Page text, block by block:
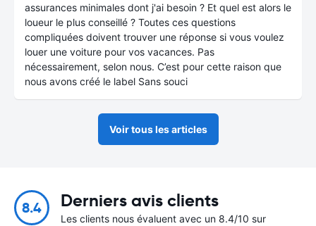
assurances minimales dont j'ai besoin ? Et quel est alors le
loueur le plus conseillé ? Toutes ces questions
compliquées doivent trouver une réponse si vous voulez
louer une voiture pour vos vacances. Pas
nécessairement, selon nous. C’est pour cette raison que
nous avons créé le label Sans souci
Voir tous les articles
8.4 Derniers avis clients
Les clients nous évaluent avec un 8.4/10 sur